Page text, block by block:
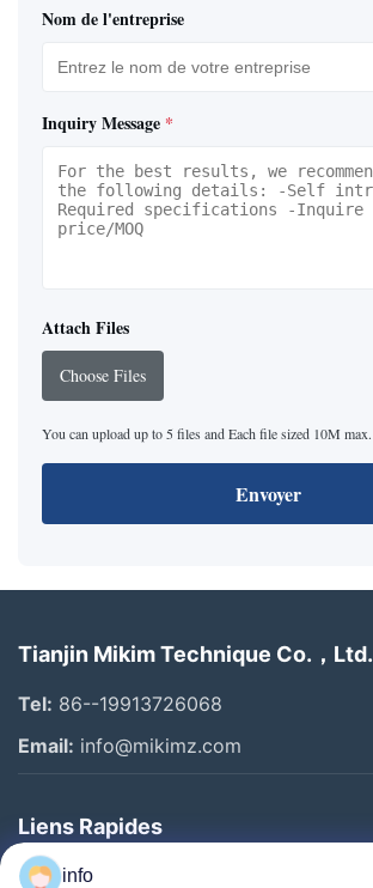
Nom de l'entreprise
Inquiry Message *
Attach Files
Choose Files
You can upload up to 5 files and Each file sized 10M max.
Envoyer
Tianjin Mikim Technique Co.，Ltd.
Tel: 86--19913726068
Email: info@mikimz.com
Liens Rapides
Accueil
info